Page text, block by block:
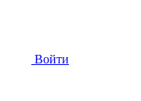
Войти